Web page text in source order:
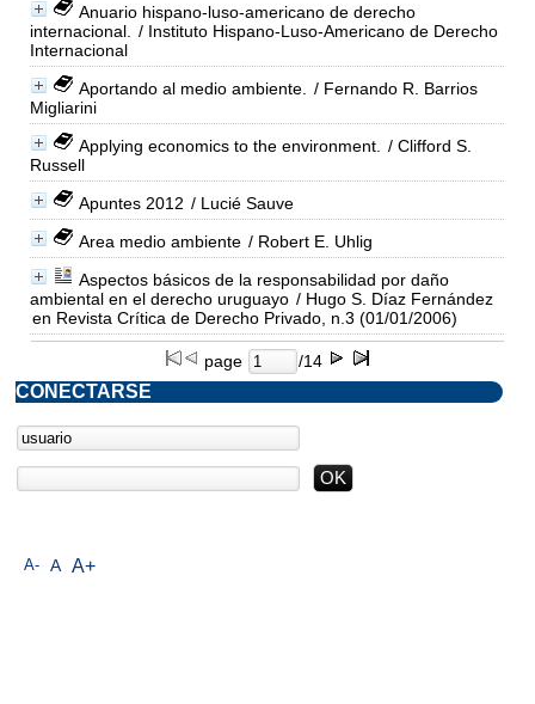
Anuario hispano-luso-americano de derecho
internacional.
/ Instituto Hispano-Luso-Americano de Derecho
Internacional
Aportando al medio ambiente.
/ Fernando R. Barrios
Migliarini
Applying economics to the environment.
/ Clifford S.
Russell
Apuntes 2012 / Lucié Sauve
Area medio ambiente / Robert E. Uhlig
Aspectos básicos de la responsabilidad por daño
ambiental en el derecho uruguayo / Hugo S. Díaz Fernández
en Revista Crítica de Derecho Privado, n.3 (01/01/2006)
page /14
A- A A+
CONECTARSE